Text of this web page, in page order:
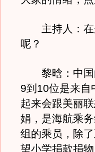
主持人：在
呢？
黎晗：中国
9到10位是来自
起来会跟美丽
娟，是海航乘
组的乘员，除
望小学捐款捐